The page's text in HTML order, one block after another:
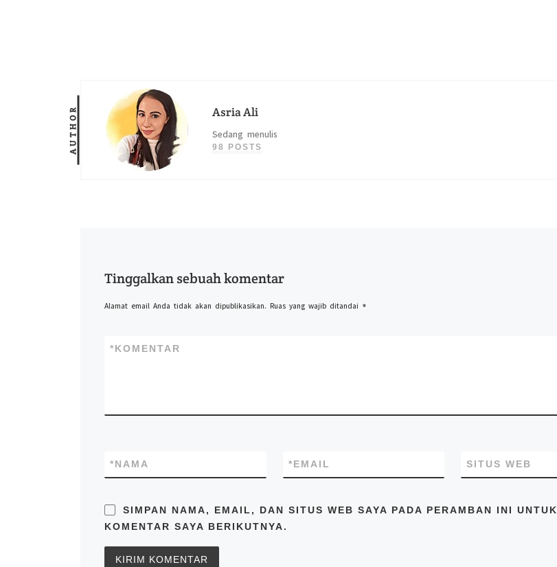
AUTHOR
Asria Ali
Sedang menulis
98 POSTS
Tinggalkan sebuah komentar
Alamat email Anda tidak akan dipublikasikan. Ruas yang wajib ditandai *
KOMENTAR
*
NAMA
* EMAIL
* SITUS WEB
SIMPAN NAMA, EMAIL, DAN SITUS WEB SAYA PADA PERAMBAN INI UNTUK
KOMENTAR SAYA BERIKUTNYA.